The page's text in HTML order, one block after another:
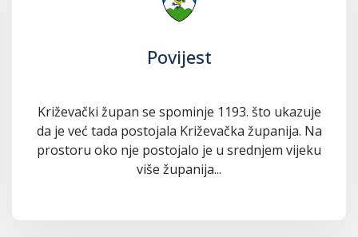
Povijest
Križevački župan se spominje 1193. što ukazuje
da je već tada postojala Križevačka županija. Na
prostoru oko nje postojalo je u srednjem vijeku
više županija...